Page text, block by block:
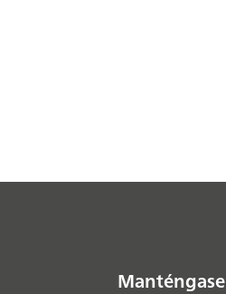
Manténgase